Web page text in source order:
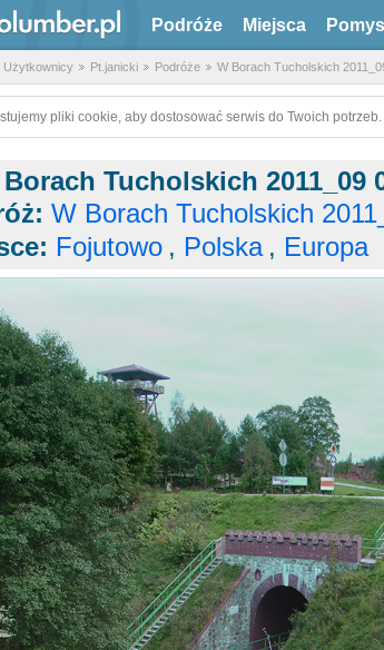
Podróże Miejsca
Użytkownicy Pt.janicki Podróże W Borach Tucholskich
pliki cookie, aby dostosować serwis do Twoich
Tucholskich 2011_09
W Borach Tucholskich
Fojutowo , Polska , Europa